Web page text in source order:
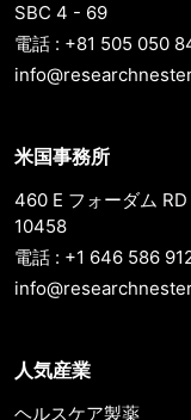
SBC 4 - 69
電話 : +81 505 050
米国事務所
460 E フォーダム
10458
電話 : +1 646 586
人気産業
ヘルスケア製薬